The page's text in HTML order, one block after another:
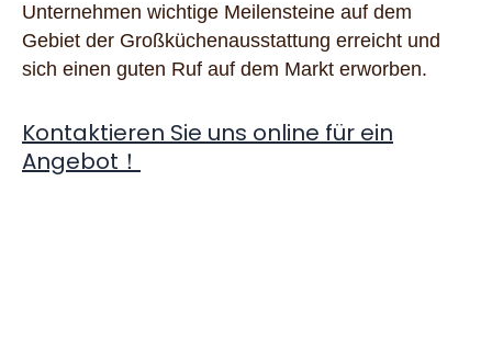
Unternehmen wichtige Meilensteine auf dem
Gebiet der Großküchenausstattung erreicht und
sich einen guten Ruf auf dem Markt erworben.
Kontaktieren Sie uns online für ein
Angebot！